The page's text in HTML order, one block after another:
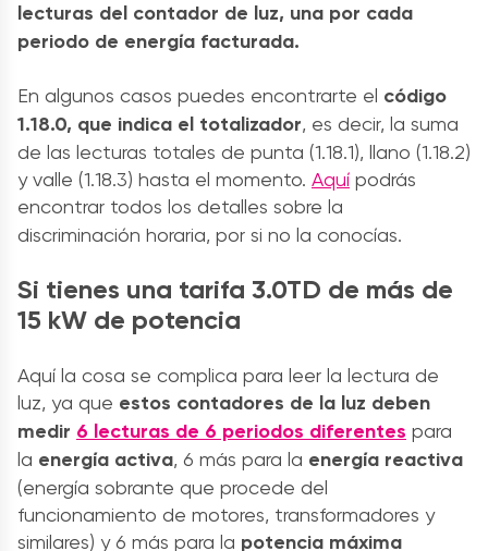
lecturas del contador de luz, una por cada
periodo de energía facturada.
En algunos casos puedes encontrarte el código
1.18.0, que indica el totalizador, es decir, la suma
de las lecturas totales de punta (1.18.1), llano (1.18.2)
y valle (1.18.3) hasta el momento. Aquí podrás
encontrar todos los detalles sobre la
discriminación horaria, por si no la conocías.
Si tienes una tarifa 3.0TD de más de
15 kW de potencia
Aquí la cosa se complica para leer la lectura de
luz, ya que estos contadores de la luz deben
medir 6 lecturas de 6 periodos diferentes para
la energía activa, 6 más para la energía reactiva
(energía sobrante que procede del
funcionamiento de motores, transformadores y
similares) y 6 más para la potencia máxima